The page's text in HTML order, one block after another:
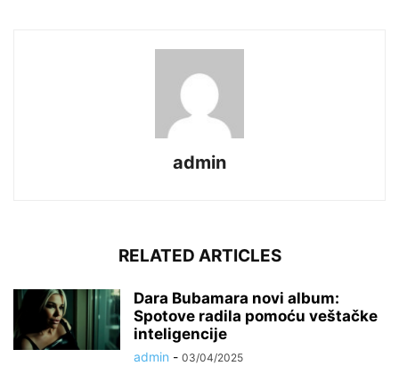
admin
RELATED ARTICLES
Dara Bubamara novi album:
Spotove radila pomoću veštačke
inteligencije
admin - 03/04/2025